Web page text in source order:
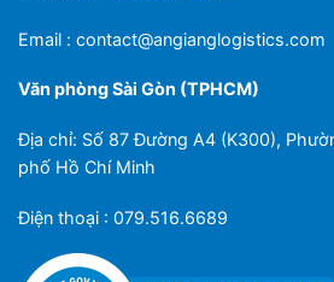
Email : contact@angianglogistics.com
Văn phòng Sài Gòn (TPHCM)
Địa chỉ: Số 87 Đường A4 (K300),
phố Hồ Chí Minh
Điện thoại : 079.516.6689